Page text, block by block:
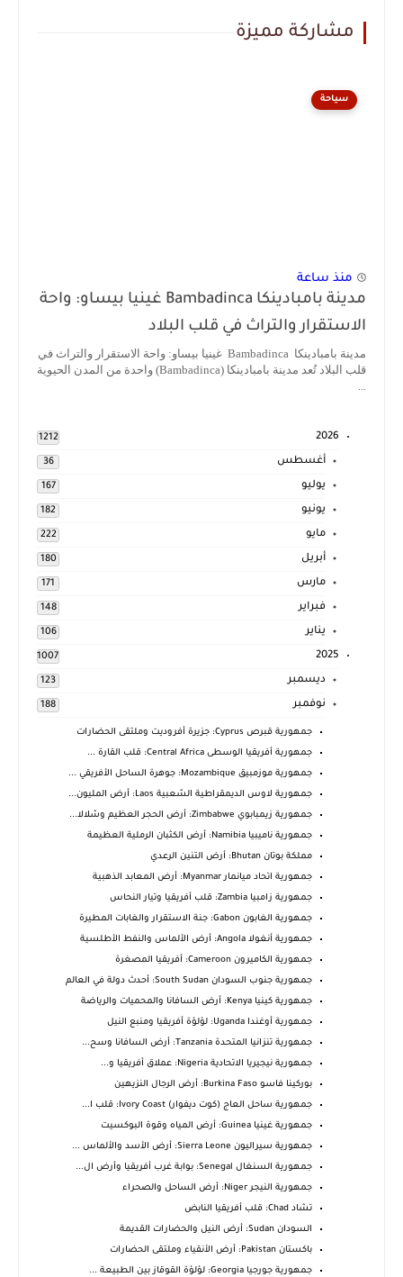
مشاركة مميزة
سياحة
منذ ساعة
مدينة بامبادينكا Bambadinca غينيا بيساو: واحة
الاستقرار والتراث في قلب البلاد
مدينة بامبادينكا Bambadinca غينيا بيساو: واحة الاستقرار والتراث في
قلب البلاد تُعد مدينة بامبادينكا (Bambadinca) واحدة من المدن الحيوية
2026
1212
أغسطس 36
يوليو 167
يونيو 182
مايو 222
أبريل 180
مارس 171
فبراير 148
يناير 106
2025
1007
ديسمبر 123
نوفمبر 188
جمهورية قبرص Cyprus: جزيرة أفروديت وملتقى الحضارات
جمهورية أفريقيا الوسطى Central Africa: قلب القارة ...
جمهورية موزمبيق Mozambique: جوهرة الساحل الأفريقي ...
جمهورية لاوس الديمقراطية الشعبية Laos: أرض المليون...
جمهورية زيمبابوي Zimbabwe: أرض الحجر العظيم وشلالا...
جمهورية ناميبيا Namibia: أرض الكثبان الرملية العظيمة
مملكة بوتان Bhutan: أرض التنين الرعدي
جمهورية اتحاد ميانمار Myanmar: أرض المعابد الذهبية
جمهورية زامبيا Zambia: قلب أفريقيا وتيار النحاس
جمهورية الغابون Gabon: جنة الاستقرار والغابات المطيرة
جمهورية أنغولا Angola: أرض الألماس والنفط الأطلسية
جمهورية الكاميرون Cameroon: أفريقيا المصغرة
جمهورية جنوب السودان South Sudan: أحدث دولة في العالم
جمهورية كينيا Kenya: أرض السافانا والمحميات والرياضة
جمهورية أوغندا Uganda: لؤلؤة أفريقيا ومنبع النيل
جمهورية تنزانيا المتحدة Tanzania: أرض السافانا وسح...
جمهورية نيجيريا الاتحادية Nigeria: عملاق أفريقيا و...
بوركينا فاسو Burkina Faso: أرض الرجال النزيهين
جمهورية ساحل العاج (كوت ديفوار) Ivory Coast: قلب ا...
جمهورية غينيا Guinea: أرض المياه وقوة البوكسيت
جمهورية سيراليون Sierra Leone: أرض الأسد والألماس ...
جمهورية السنغال Senegal: بوابة غرب أفريقيا وأرض ال...
جمهورية النيجر Niger: أرض الساحل والصحراء
تشاد Chad: قلب أفريقيا النابض
السودان Sudan: أرض النيل والحضارات القديمة
باكستان Pakistan: أرض الأنقياء وملتقى الحضارات
جمهورية جورجيا Georgia: لؤلؤة القوقاز بين الطبيعة ...